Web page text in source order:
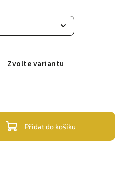
Zvolte variantu
Přidat do košíku